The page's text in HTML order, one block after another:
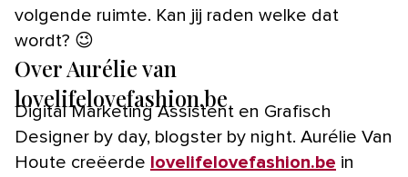
volgende ruimte. Kan jij raden welke dat
wordt? 😉
Over Aurélie van
lovelifelovefashion.be
Digital Marketing Assistent en Grafisch
Designer by day, blogster by night. Aurélie Van
Houte creëerde lovelifelovefashion.be in